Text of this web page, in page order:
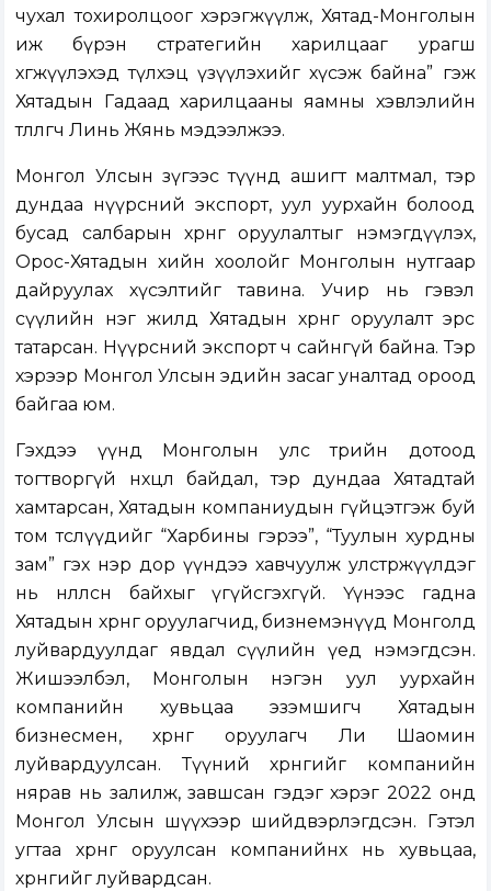
чухал тохиролцоог хэрэгжүүлж, Хятад-Монголын
иж бүрэн стратегийн харилцааг урагш
хөгжүүлэхэд түлхэц үзүүлэхийг хүсэж байна” гэж
Хятадын Гадаад харилцааны яамны хэвлэлийн
төлөөлөгч Линь Жянь мэдээлжээ.
Монгол Улсын зүгээс түүнд ашигт малтмал, тэр
дундаа нүүрсний экспорт, уул уурхайн болоод
бусад салбарын хөрөнгө оруулалтыг нэмэгдүүлэх,
Орос-Хятадын хийн хоолойг Монголын нутгаар
дайруулах хүсэлтийг тавина. Учир нь гэвэл
сүүлийн нэг жилд Хятадын хөрөнгө оруулалт эрс
татарсан. Нүүрсний экспорт ч сайнгүй байна. Тэр
хэрээр Монгол Улсын эдийн засаг уналтад ороод
байгаа юм.
Гэхдээ үүнд Монголын улс төрийн дотоод
тогтворгүй нөхцөл байдал, тэр дундаа Хятадтай
хамтарсан, Хятадын компаниудын гүйцэтгэж буй
том төслүүдийг “Харбины гэрээ”, “Туулын хурдны
зам” гэх нэр дор үүндээ хавчуулж улстөржүүлдэг
нь нөлөөлсөн байхыг үгүйсгэхгүй. Үүнээс гадна
Хятадын хөрөнгө оруулагчид, бизнемэнүүд Монголд
луйвардуулдаг явдал сүүлийн үед нэмэгдсэн.
Жишээлбэл, Монголын нэгэн уул уурхайн
компанийн хувьцаа эзэмшигч Хятадын
бизнесмен, хөрөнгө оруулагч Ли Шаомин
луйвардуулсан. Түүний хөрөнгийг компанийн
нярав нь залилж, завшсан гэдэг хэрэг 2022 онд
Монгол Улсын шүүхээр шийдвэрлэгдсэн. Гэтэл
угтаа хөрөнгө оруулсан компанийнх нь хувьцаа,
хөрөнгийг луйвардсан.